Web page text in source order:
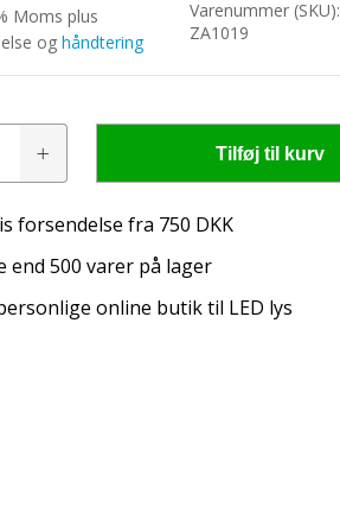
Moms plus
og håndtering
Varenummer (SKU):
ZA1019
Tilføj til kurv
forsendelse fra 750 DKK
end 500 varer på lager
online butik til LED lys